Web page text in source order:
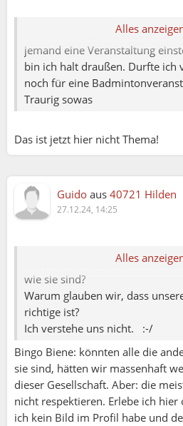
Alles
Für mich ist das ein NoGo-
jemand eine Veranstaltung
bin ich halt draußen. Durfte ich
noch für eine
Traurig sowas
Das ist jetzt hier nicht Thema!
Guido aus 40721 Hilden
27.12.24, 14:25
Alles
Biene:
Und da jeder seine eigene
auch nichts daran
halt auch keinen Grund für
Und du denkst, er hat keinen
Wieso können wir andere
wie sie sind?
Warum glauben wir, dass
richtige ist?
Ich verstehe uns nicht. :-/
Bingo Biene: könnten alle die
sie sind, hätten wir massenhaft
dieser Gesellschaft. Aber: die
nicht respektieren. Erlebe ich hier
ich kein Bild im Profil habe und
Thomas:
Sunny: